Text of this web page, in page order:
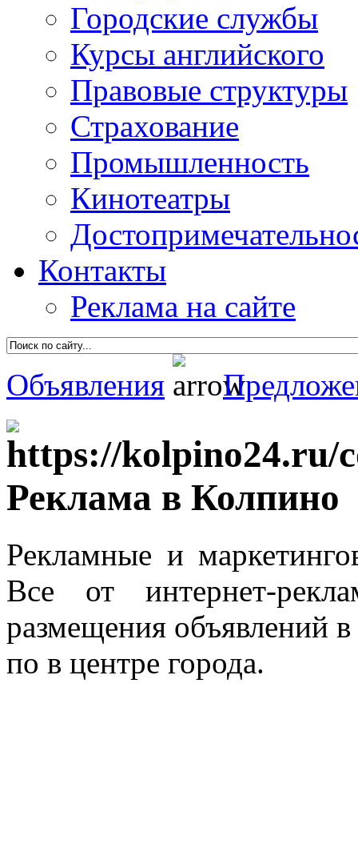
Городские службы
Курсы английского
Правовые структуры
Страхование
Промышленность
Кинотеатры
Контакты
Реклама на сайте
Объявления
Реклама в Колпино
Рекламные и
Все от интернет-
размещения объявлений
по в центре города.